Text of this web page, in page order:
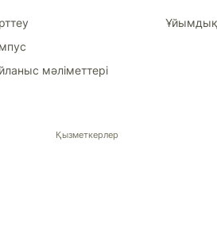
мәліметтері
Ұйымдық
Қызметкерлер